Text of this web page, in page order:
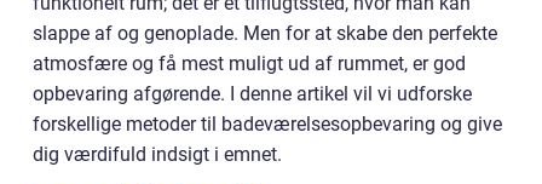
slappe af og genoplade. Men for at skabe den perfekte
atmosfære og få mest muligt ud af rummet, er god
opbevaring afgørende. I denne artikel vil vi udforske
forskellige metoder til badeværelsesopbevaring og give
dig værdifuld indsigt i emnet.